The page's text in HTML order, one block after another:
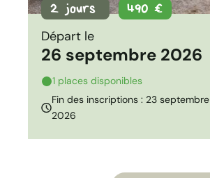
2 jours 490 €
Départ le
26 septembre 2026
1 places disponibles
Fin des inscriptions : 23 septembre
2026